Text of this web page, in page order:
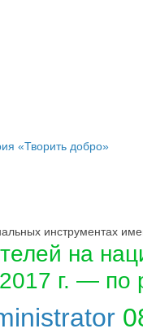
«Творить добро»
инструментах
на
г. — по